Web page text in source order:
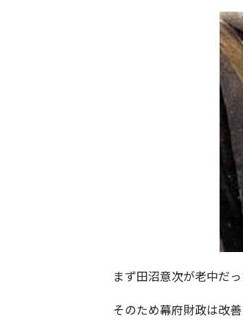
まず田沼意次が老中だ
そのため幕府財政は改